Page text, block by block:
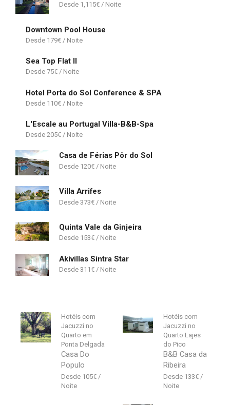
1,115€
Downtown Pool House
179€
Sea Top Flat II
75€
Hotel Porta do Sol Conference & SPA
110€
L'Escale au Portugal Villa-B&B-Spa
205€
Casa de Férias Pôr do Sol
120€
Villa Arrifes
373€
Quinta Vale da Ginjeira
153€
Akivillas Sintra Star
311€
Hotéis com
Jacuzzi no
Quarto em
Ponta Delgada
Casa Do
Populo
105€
Hotéis com
Jacuzzi no
Quarto Lajes
do Pico
B&B Casa da
Ribeira
133€